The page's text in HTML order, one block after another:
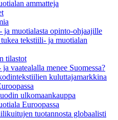
ammatteja
ja muotialasta opinto-ohjaajille
tekstiili- ja muotialan
tilastot
vaatealalla menee Suomessa?
kuluttajamarkkina
ulkomaankauppa
Euroopassa
tuotannosta globaalisti